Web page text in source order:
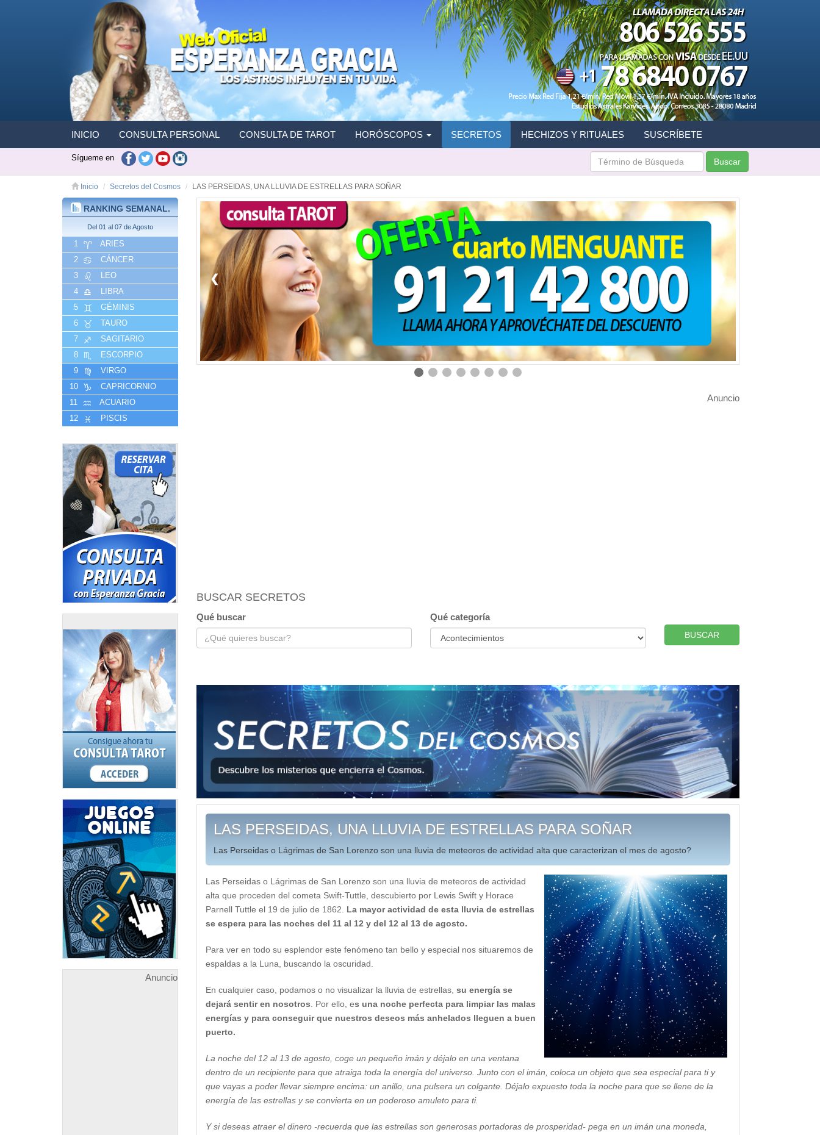
INICIO CONSULTA PERSONAL CONSULTA DE TAROT HORÓSCOPOS SECRETOS HECHIZOS Y RITUALES SUSCRÍBETE
Sígueme en Buscar
Inicio Secretos del Cosmos LAS PERSEIDAS, UNA LLUVIA DE ESTRELLAS PARA SOÑAR
RANKING SEMANAL.
Del 01 al 07 de Agosto
1
ARIES
2
CÁNCER
3
LEO
4
LIBRA
5
GÉMINIS
6
TAURO
7
SAGITARIO
8
ESCORPIO
9
VIRGO
10
CAPRICORNIO
11
ACUARIO
12
PISCIS
Anuncio
❮ ❯
Anuncio
BUSCAR SECRETOS
Qué buscar Qué categoría
BUSCAR
LAS PERSEIDAS, UNA LLUVIA DE ESTRELLAS PARA SOÑAR
Las Perseidas o Lágrimas de San Lorenzo son una lluvia de meteoros de actividad alta que caracterizan el mes de agosto?
Las Perseidas o Lágrimas de San Lorenzo son una lluvia de meteoros de actividad
alta que proceden del cometa Swift-Tuttle, descubierto por Lewis Swift y Horace
Parnell Tuttle el 19 de julio de 1862. La mayor actividad de esta lluvia de estrellas
se espera para las noches del 11 al 12 y del 12 al 13 de agosto.
Para ver en todo su esplendor este fenómeno tan bello y especial nos situaremos de
espaldas a la Luna, buscando la oscuridad.
En cualquier caso, podamos o no visualizar la lluvia de estrellas, su energía se
dejará sentir en nosotros . Por ello, es una noche perfecta para limpiar las malas
energías y para conseguir que nuestros deseos más anhelados lleguen a buen
puerto.
La noche del 12 al 13 de agosto, coge un pequeño imán y déjalo en una ventana
dentro de un recipiente para que atraiga toda la energía del universo. Junto con el imán, coloca un objeto que sea especial para ti y
que vayas a poder llevar siempre encima: un anillo, una pulsera un colgante. Déjalo expuesto toda la noche para que se llene de la
energía de las estrellas y se convierta en un poderoso amuleto para ti.
Y si deseas atraer el dinero -recuerda que las estrellas son generosas portadoras de prosperidad- pega en un imán una moneda,